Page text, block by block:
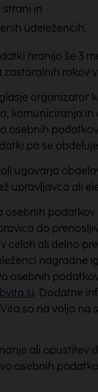
in
udeležencih.
hranijo še 3
rokov
organizator
komuniciranja
osebnih
pa se
ugovarja
upravljavca ali
do
celoti ali delno
nagradne
osebnih
. Dodatne
so na voljo na
ali opustitev
osebnih